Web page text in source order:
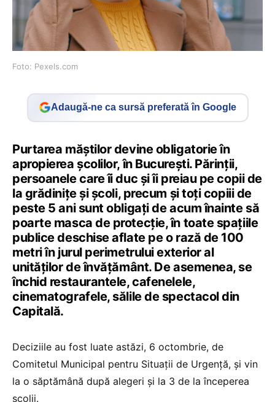
Foto: Pexels.com
Adaugă-ne ca sursă preferată în Google
Purtarea măștilor devine obligatorie în
apropierea școlilor, în București. Părinții,
persoanele care îi duc și îi preiau pe copii de
la grădinițe și școli, precum și toți copiii de
peste 5 ani sunt obligați de acum înainte să
poarte masca de protecție, în toate spațiile
publice deschise aflate pe o rază de 100
metri în jurul perimetrului exterior al
unităților de învățământ. De asemenea, se
închid restaurantele, cafenelele,
cinematografele, sălile de spectacol din
Capitală.
Deciziile au fost luate astăzi, 6 octombrie, de
Comitetul Municipal pentru Situații de Urgență, și vin
la o săptămână după alegeri și la 3 de la începerea
școlii.